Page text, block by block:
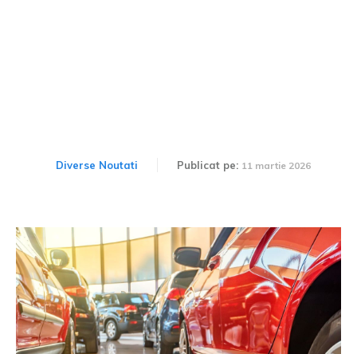
Diverse Noutati Publicat pe: 11 martie 2026